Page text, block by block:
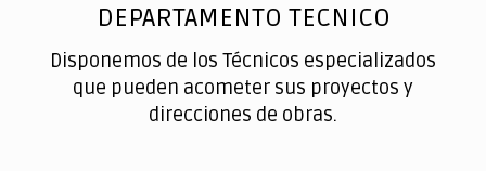
DEPARTAMENTO TECNICO
Disponemos de los Técnicos especializados
que pueden acometer sus proyectos y
direcciones de obras.